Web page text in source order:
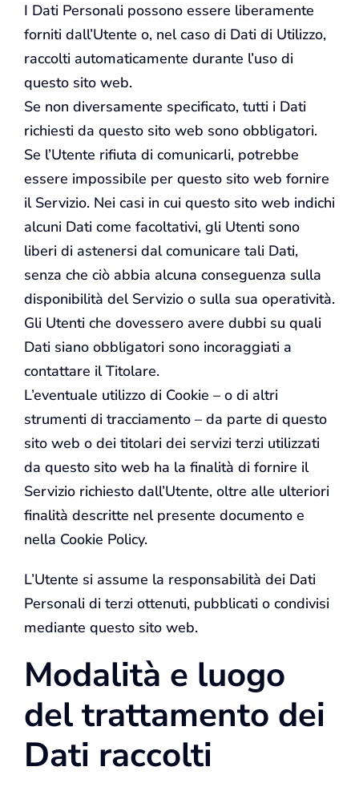
I Dati Personali possono essere liberamente
forniti dall’Utente o, nel caso di Dati di Utilizzo,
raccolti automaticamente durante l’uso di
questo sito web.
Se non diversamente specificato, tutti i Dati
richiesti da questo sito web sono obbligatori.
Se l’Utente rifiuta di comunicarli, potrebbe
essere impossibile per questo sito web fornire
il Servizio. Nei casi in cui questo sito web indichi
alcuni Dati come facoltativi, gli Utenti sono
liberi di astenersi dal comunicare tali Dati,
senza che ciò abbia alcuna conseguenza sulla
disponibilità del Servizio o sulla sua operatività.
Gli Utenti che dovessero avere dubbi su quali
Dati siano obbligatori sono incoraggiati a
contattare il Titolare.
L’eventuale utilizzo di Cookie – o di altri
strumenti di tracciamento – da parte di questo
sito web o dei titolari dei servizi terzi utilizzati
da questo sito web ha la finalità di fornire il
Servizio richiesto dall’Utente, oltre alle ulteriori
finalità descritte nel presente documento e
nella Cookie Policy.
L’Utente si assume la responsabilità dei Dati
Personali di terzi ottenuti, pubblicati o condivisi
mediante questo sito web.
Modalità e luogo
del trattamento dei
Dati raccolti